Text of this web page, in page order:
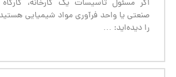
اگر مسئول تأسیسات یک کارخانه، کارگاه
صنعتی یا واحد فرآوری مواد شیمیایی
را دیده‌اید: …